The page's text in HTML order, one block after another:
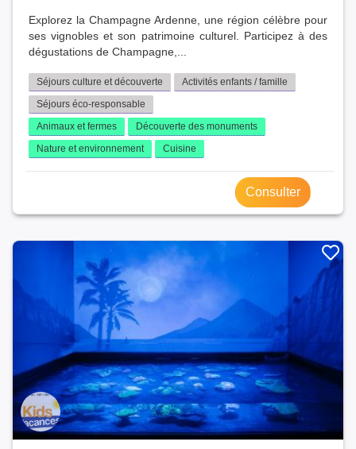
Explorez la Champagne Ardenne, une région célèbre pour
ses vignobles et son patrimoine culturel. Participez à des
dégustations de Champagne,...
Séjours culture et découverte
Activités enfants / famille
Séjours éco-responsable
Animaux et fermes
Découverte des monuments
Nature et environnement
Cuisine
Consulter